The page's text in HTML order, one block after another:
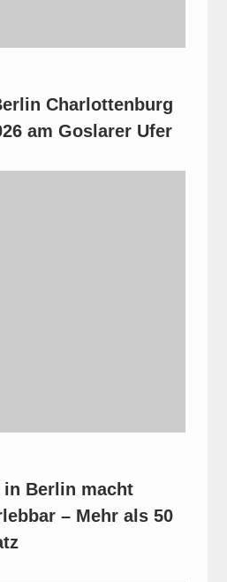
Charlottenburg
am Goslarer Ufer
in Berlin macht
– Mehr als 50